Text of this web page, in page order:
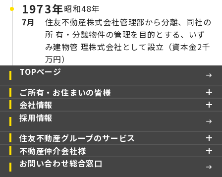
1973年昭和48年
7月
住友不動産株式会社管理部から分離、同社の
所 有・分譲物件の管理を目的とする、いず
み建物管 理株式会社として設立（資本金2千
万円）
TOPページ
ご所有・お住まいの皆様
会社情報
採用情報
住友不動産グループのサービス
不動産仲介会社様
お問い合わせ総合窓口